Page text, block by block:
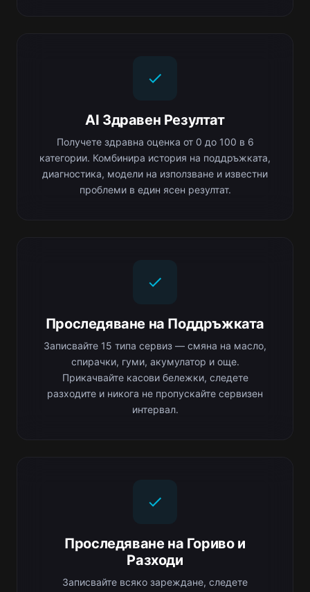
AI Здравен Резултат
Получете здравна оценка от 0 до 100 в 6
категории. Комбинира история на поддръжката,
диагностика, модели на използване и известни
проблеми в един ясен резултат.
Проследяване на Поддръжката
Записвайте 15 типа сервиз — смяна на масло,
спирачки, гуми, акумулатор и още.
Прикачвайте касови бележки, следете
разходите и никога не пропускайте сервизен
интервал.
Проследяване на Гориво и
Разходи
Записвайте всяко зареждане, следете